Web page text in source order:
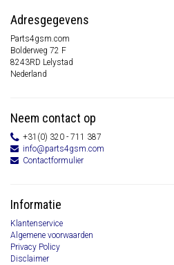
Adresgegevens
Parts4gsm.com
Bolderweg 72 F
8243RD Lelystad
Nederland
Neem contact op
+31(0) 320 - 711 387
info@parts4gsm.com
Contactformulier
Informatie
Klantenservice
Algemene voorwaarden
Privacy Policy
Disclaimer